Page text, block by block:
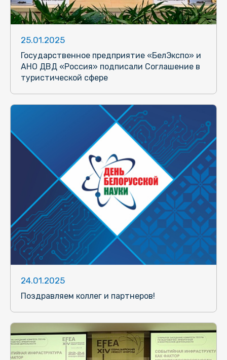
25.01.2025
Государственное предприятие «БелЭкспо» и
АНО ДВД «Россия» подписали Соглашение в
туристической сфере
24.01.2025
Поздравляем коллег и партнеров!